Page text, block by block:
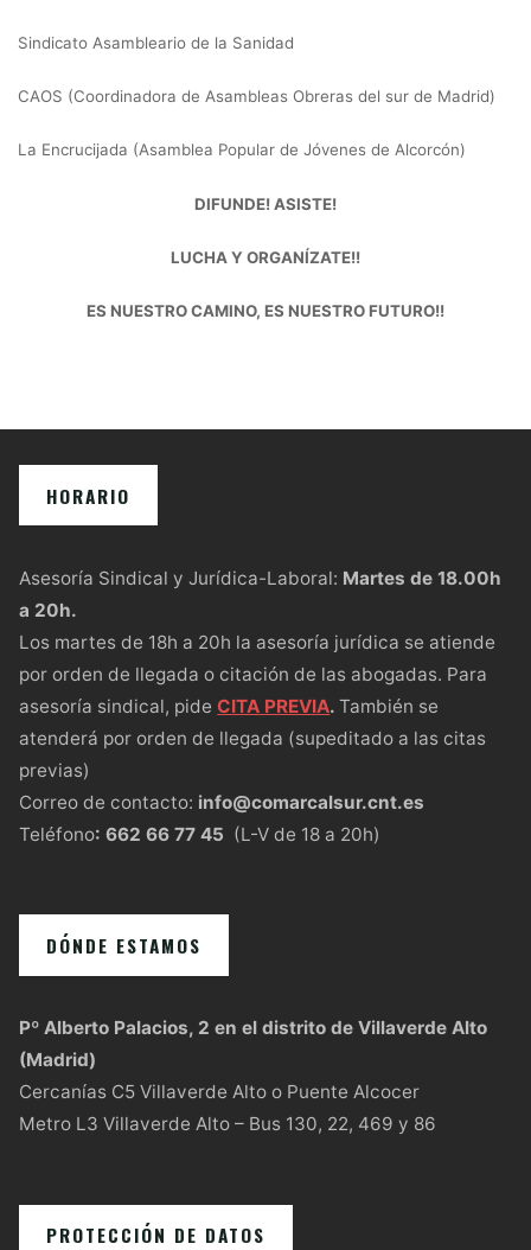
Sindicato Asambleario de la Sanidad
CAOS (Coordinadora de Asambleas Obreras del sur de Madrid)
La Encrucijada (Asamblea Popular de Jóvenes de Alcorcón)
DIFUNDE! ASISTE!
LUCHA Y ORGANÍZATE!!
ES NUESTRO CAMINO, ES NUESTRO FUTURO!!
HORARIO
Asesoría Sindical y Jurídica-Laboral: Martes de 18.00h
a 20h.
Los martes de 18h a 20h la asesoría jurídica se atiende
por orden de llegada o citación de las abogadas. Para
asesoría sindical, pideCITA PREVIA.También se
atenderá por orden de llegada (supeditado a las citas
previas)
Correo de contacto: info@comarcalsur.cnt.es
Teléfono:662 66 77 45 (L-V de 18 a 20h)
DÓNDE ESTAMOS
Pº Alberto Palacios, 2 en el distrito de Villaverde Alto
(Madrid)
Cercanías C5 Villaverde Alto o Puente Alcocer
Metro L3 Villaverde Alto – Bus 130, 22, 469 y 86
PROTECCIÓN DE DATOS